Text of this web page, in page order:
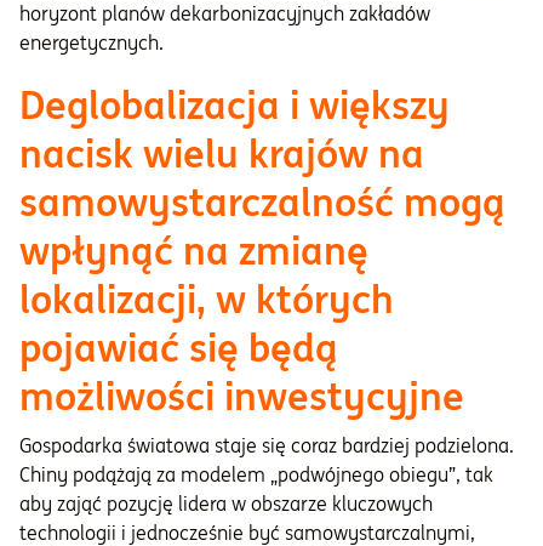
horyzont planów dekarbonizacyjnych zakładów
energetycznych.
Deglobalizacja i większy
nacisk wielu krajów na
samowystarczalność mogą
wpłynąć na zmianę
lokalizacji, w których
pojawiać się będą
możliwości inwestycyjne
Gospodarka światowa staje się coraz bardziej podzielona.
Chiny podążają za modelem „podwójnego obiegu”, tak
aby zająć pozycję lidera w obszarze kluczowych
technologii i jednocześnie być samowystarczalnymi,